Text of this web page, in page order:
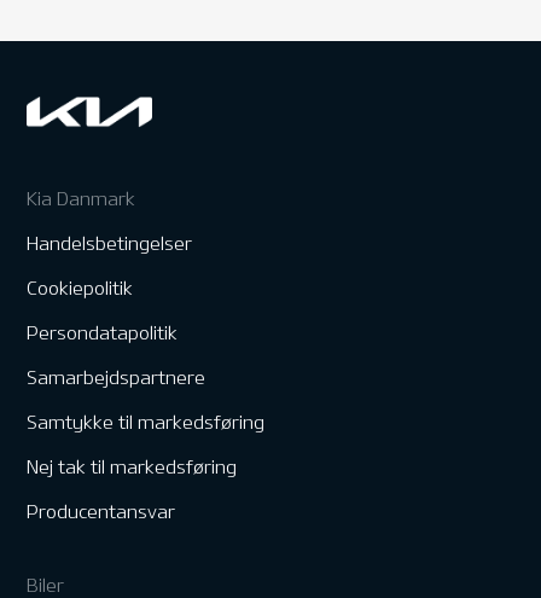
Kia Danmark
Handelsbetingelser
Cookiepolitik
Persondatapolitik
Samarbejdspartnere
Samtykke til markedsføring
Nej tak til markedsføring
Producentansvar
Biler